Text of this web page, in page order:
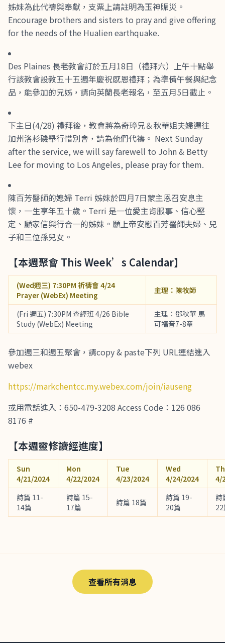
姊妹為此代禱與奉獻，支票上請註明為玉神賑災。
Encourage brothers and sisters to pray and give offering
for the needs of the Hualien earthquake.
Des Plaines 長老教會訂於五月18日（禮拜六）上午十點舉
行該教會設教五十五週年慶祝感恩禮拜；為準備午餐與紀念
品，能參加的兄姊，請向英蘭長老報名，至五月5日截止。
下主日(4/28) 禮拜後，教會將為奇璋兄＆秋華姐夫婦遷往
加州洛杉磯舉行惜別會，請為他們代禱。 Next Sunday
after the service, we will say farewell to John & Betty
Lee for moving to Los Angeles, please pray for them.
陳百芳醫師的媳婦 Terri 姊妹於四月7日蒙主恩召安息主
懷，一生享年五十歲。Terri 是一位愛主肯服事、信心堅
定、顧家信與行合一的姊妹。願上帝安慰百芳醫師夫婦、兒
子和三位孫兒女。
【本週聚會 This Week’s Calendar】
(Wed週三) 7:30PM 祈禱會 4/24
Prayer (WebEx) Meeting
主理：陳牧師
(Fri 週五) 7:30PM 查經班 4/26 Bible
Study (WebEx) Meeting
主理：鄧秋華 馬
可福音7-8章
參加週三和週五聚會，請copy & paste下列 URL連結進入
webex
https://markchentcc.my.webex.com/join/iauseng
或用電話進入：650-479-3208 Access Code：126 086
8176 #
【本週靈修讀經進度】
Sun
4/21/2024
Mon
4/22/2024
Tue
4/23/2024
Wed
4/24/2024
4/
詩篇 11-
14篇
詩篇 15-
17篇
詩篇 18篇
詩篇 19-
20篇
詩
查看所有消息